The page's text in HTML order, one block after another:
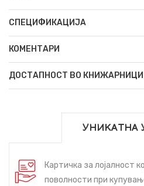
СПЕЦИФИКАЦИЈА
КОМЕНТАРИ
ДОСТАПНОСТ ВО
УНИКАТНА
Картичка за лојалност
поволности при